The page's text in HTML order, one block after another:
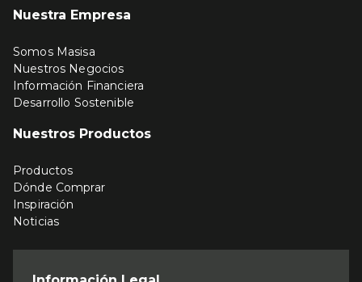
Nuestra Empresa
Somos Masisa
Nuestros Negocios
Información Financiera
Desarrollo Sostenible
Nuestros Productos
Productos
Dónde Comprar
Inspiración
Noticias